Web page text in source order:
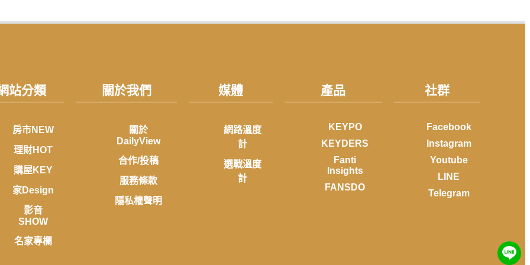
站分類
房市NEW
理財HOT
購屋KEY
家Design
影音
SHOW
名家專欄
關於我們
關於
DailyView
合作/投稿
服務條款
隱私權聲明
媒體
網路溫度
計
選戰溫度
計
產品
KEYPO
KEYDERS
Fanti
Insights
FANSDO
社群
Facebook
Instagram
Youtube
LINE
Telegram